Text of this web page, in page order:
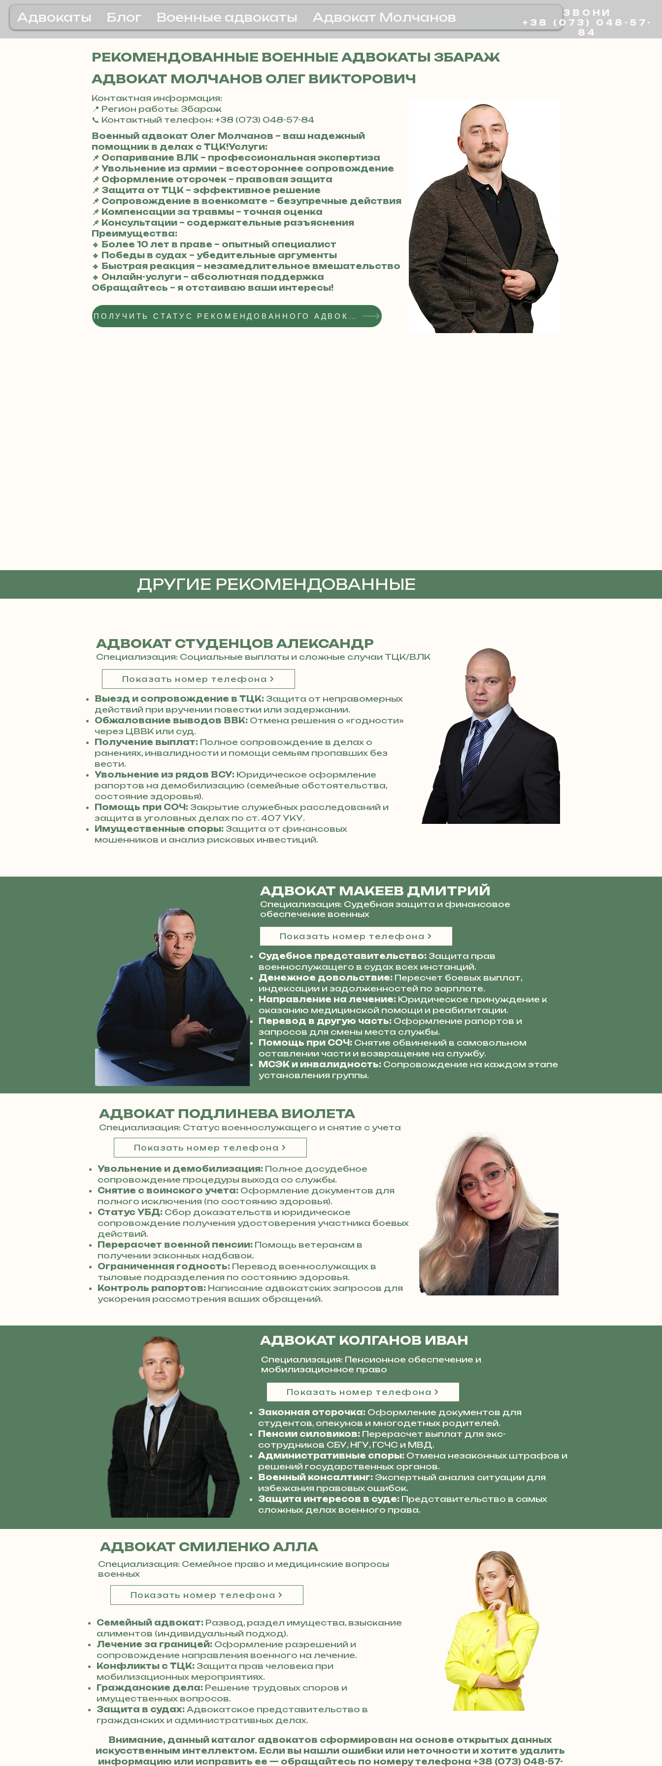
Адвокаты Блог Военные адвокаты Адвокат Молчанов
ЗВОНИ
+38 (073) 048-57-
84
РЕКОМЕНДОВАННЫЕ ВОЕННЫЕ АДВОКАТЫ ЗБАРАЖ
АДВОКАТ МОЛЧАНОВ ОЛЕГ ВИКТОРОВИЧ
Контактная информация:
📍 Регион работы: Збараж
📞 Контактный телефон: +38 (073) 048-57-84
Военный адвокат Олег Молчанов – ваш надежный
помощник в делах с ТЦК!Услуги:
📌 Оспаривание ВЛК – профессиональная экспертиза
📌 Увольнение из армии – всестороннее сопровождение
📌 Оформление отсрочек – правовая защита
📌 Защита от ТЦК – эффективное решение
📌 Сопровождение в военкомате – безупречные действия
📌 Компенсации за травмы – точная оценка
📌 Консультации – содержательные разъяснения
Преимущества:
🔹 Более 10 лет в праве – опытный специалист
🔹 Победы в судах – убедительные аргументы
🔹 Быстрая реакция – незамедлительное вмешательство
🔹 Онлайн-услуги – абсолютная поддержка
Обращайтесь – я отстаиваю ваши интересы!
ПОЛУЧИТЬ СТАТУС РЕКОМЕНДОВАННОГО АДВОКАТА
ДРУГИЕ РЕКОМЕНДОВАННЫЕ
АДВОКАТЫ
АДВОКАТ СТУДЕНЦОВ АЛЕКСАНДР
Специализация: Социальные выплаты и сложные случаи ТЦК/ВЛК
Показать номер телефона
Выезд и сопровождение в ТЦК: Защита от неправомерных
действий при вручении повестки или задержании.
Обжалование выводов ВВК: Отмена решения о «годности»
через ЦВВК или суд.
Получение выплат: Полное сопровождение в делах о
ранениях, инвалидности и помощи семьям пропавших без
вести.
Увольнение из рядов ВСУ: Юридическое оформление
рапортов на демобилизацию (семейные обстоятельства,
состояние здоровья).
Помощь при СОЧ: Закрытие служебных расследований и
защита в уголовных делах по ст. 407 УКУ.
Имущественные споры: Защита от финансовых
мошенников и анализ рисковых инвестиций.
АДВОКАТ МАКЕЕВ ДМИТРИЙ
Специализация: Судебная защита и финансовое
обеспечение военных
Судебное представительство: Защита прав
военнослужащего в судах всех инстанций.
Денежное довольствие: Пересчет боевых выплат,
индексации и задолженностей по зарплате.
Направление на лечение: Юридическое принуждение к
оказанию медицинской помощи и реабилитации.
Перевод в другую часть: Оформление рапортов и
запросов для смены места службы.
Помощь при СОЧ: Снятие обвинений в самовольном
оставлении части и возвращение на службу.
МСЭК и инвалидность: Сопровождение на каждом этапе
установления группы.
Показать номер телефона
АДВОКАТ ПОДЛИНЕВА ВИОЛЕТА
Специализация: Статус военнослужащего и снятие с учета
Показать номер телефона
Увольнение и демобилизация: Полное досудебное
сопровождение процедуры выхода со службы.
Снятие с воинского учета: Оформление документов для
полного исключения (по состоянию здоровья).
Статус УБД: Сбор доказательств и юридическое
сопровождение получения удостоверения участника боевых
действий.
Перерасчет военной пенсии: Помощь ветеранам в
получении законных надбавок.
Ограниченная годность: Перевод военнослужащих в
тыловые подразделения по состоянию здоровья.
Контроль рапортов: Написание адвокатских запросов для
ускорения рассмотрения ваших обращений.
АДВОКАТ КОЛГАНОВ ИВАН
Специализация: Пенсионное обеспечение и
мобилизационное право
Законная отсрочка: Оформление документов для
студентов, опекунов и многодетных родителей.
Пенсии силовиков: Перерасчет выплат для экс-
сотрудников СБУ, НГУ, ГСЧС и МВД.
Административные споры: Отмена незаконных штрафов и
решений государственных органов.
Военный консалтинг: Экспертный анализ ситуации для
избежания правовых ошибок.
Защита интересов в суде: Представительство в самых
сложных делах военного права.
Показать номер телефона
АДВОКАТ СМИЛЕНКО АЛЛА
Специализация: Семейное право и медицинские вопросы
военных
Показать номер телефона
Семейный адвокат: Развод, раздел имущества, взыскание
алиментов (индивидуальный подход).
Лечение за границей: Оформление разрешений и
сопровождение направления военного на лечение.
Конфликты с ТЦК: Защита прав человека при
мобилизационных мероприятиях.
Гражданские дела: Решение трудовых споров и
имущественных вопросов.
Защита в судах: Адвокатское представительство в
гражданских и административных делах.
Внимание, данный каталог адвокатов сформирован на основе открытых данных
искусственным интеллектом. Если вы нашли ошибки или неточности и хотите удалить
информацию или исправить ее — обращайтесь по номеру телефона +38 (073) 048-57-